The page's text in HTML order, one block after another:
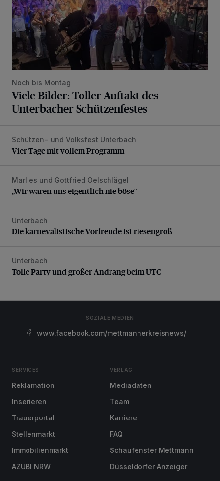
Noch bis Montag
Viele Bilder: Toller Auftakt des
Unterbacher Schützenfestes
Vier Tage mit vollem Programm
Schützen- und Volksfest Unterbach
Vier Tage mit vollem Programm
„Wir waren uns eigentlich nie böse“
Marlies und Gottfried Oelschlägel
„Wir waren uns eigentlich nie böse“
Die karnevalistische Vorfreude ist riesengroß
Unterbach
Die karnevalistische Vorfreude ist riesengroß
Tolle Party und großer Andrang beim UTC
Unterbach
Tolle Party und großer Andrang beim UTC
SOZIALE MEDIEN
www.facebook.com/mettmannerkreisnews/
SERVICES
Reklamation
Inserieren
Trauerportal
Stellenmarkt
Immobilienmarkt
AZUBI NRW
VERLAG
Mediadaten
Team
Karriere
FAQ
Schaufenster Mettmann
Düsseldorfer Anzeiger